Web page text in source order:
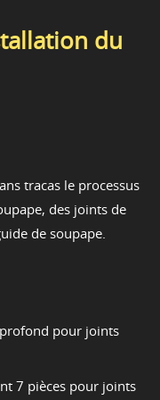
du
tracas le processus
des joints de
de soupape.
pour joints
7 pièces pour joints